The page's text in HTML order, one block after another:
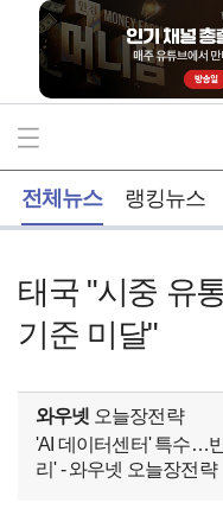
전체뉴스 랭킹뉴스
태국 "시중 유
기준 미달"
와우넷 오늘장전략
'AI 데이터센터' 특수…
리' - 와우넷 오늘장전략